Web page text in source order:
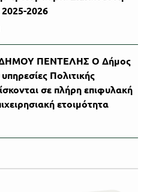
2026
ΠΕΝΤΕΛΗΣ Ο Δήμος
Πολιτικής
σε πλήρη επιφυλακή
ετοιμότητα